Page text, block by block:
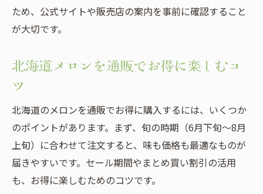
ため、公式サイトや販売店の案内を事前に確認すること
が大切です。
北海道メロンを通販でお得に楽しむコ
ツ
北海道のメロンを通販でお得に購入するには、いくつか
のポイントがあります。まず、旬の時期（6月下旬～8月
上旬）に合わせて注文すると、味も価格も最適なものが
届きやすいです。セール期間やまとめ買い割引の活用
も、お得に楽しむためのコツです。